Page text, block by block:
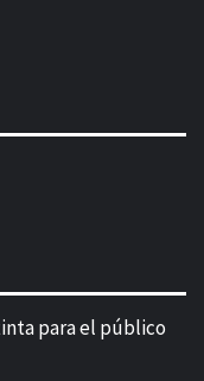
para el público